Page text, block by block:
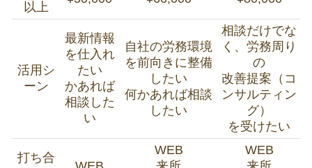
以上
活用シ
ーン
最新情報
を仕入れ
たい
かあれば
相談した
い
自社の労務環境
を前向きに整備
したい
何かあれば相談
したい
相談だけでな
く、労務周り
の
改善提案（コ
ンサルティン
グ）
を受けたい
打ち合
WEB
WEB